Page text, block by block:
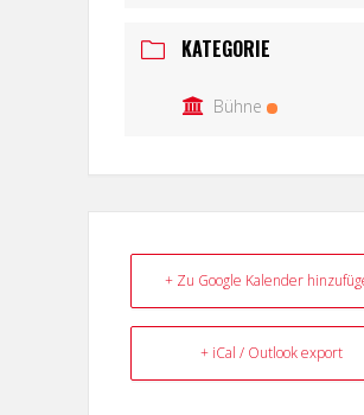
KATEGORIE
Bühne
+ Zu Google Kalender
+ iCal / Outlook export